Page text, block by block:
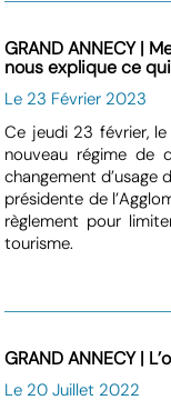
GRAND ANNECY |
nous explique ce
Le 23 Février 2023
Ce jeudi 23 février,
nouveau régime de
changement d’usage
présidente de
règlement pour
tourisme.
GRAND ANNECY |
Le 20 Juillet 2022